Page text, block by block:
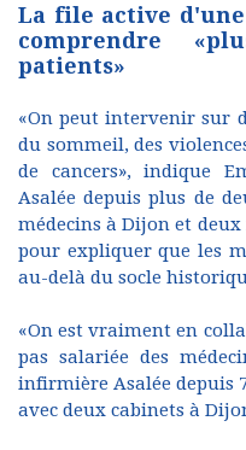
La file active
comprendre
patients»
«On peut intervenir sur
du sommeil, des
de cancers», indique
Asalée depuis plus de
médecins à Dijon et
pour expliquer que les
au-delà du socle
«On est vraiment en
pas salariée des
infirmière Asalée depuis
avec deux cabinets à